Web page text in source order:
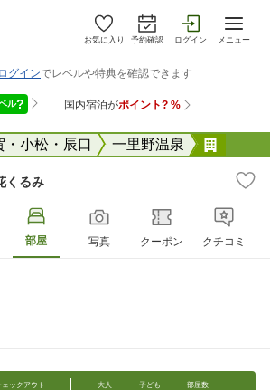
お気に入り 予約確認 ログイン メニュー
・小松・辰口 一里野温泉
るみ
部屋 写真 クーポン クチコミ
ェックアウト 大人 子ども 部屋数